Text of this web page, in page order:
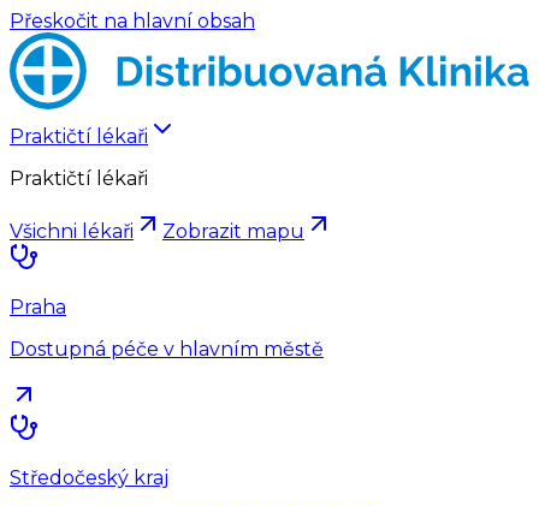
Přeskočit na hlavní obsah
Praktičtí lékaři
Praktičtí lékaři
Všichni lékaři Zobrazit mapu
Praha
Dostupná péče v hlavním městě
Středočeský kraj